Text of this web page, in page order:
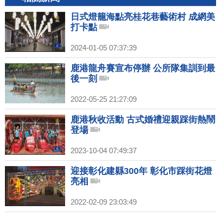
日式燈籠海點亮桂花巷藝術村 成網美
打卡點
2024-01-05 07:37:39
鹿港龍舟賽宣布停辦 公所隊集訓到最
後一刻
2022-05-25 21:27:09
鹿港秋收活動 古式婚禮迎親踩街熱鬧
登場
2023-10-04 07:49:37
迎接彰化建縣300年 彰化市踩街花燈
亮相
2022-02-09 23:03:49